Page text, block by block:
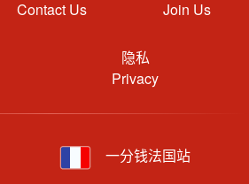
Contact Us
Join Us
隐私
Privacy
一分钱法国站